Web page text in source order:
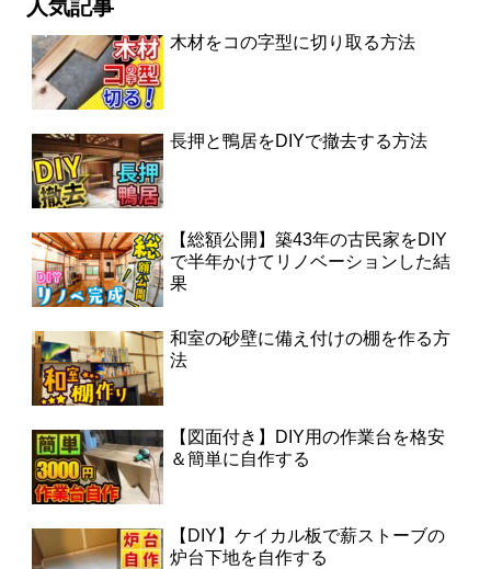
人気記事
木材をコの字型に切り取る方法
長押と鴨居をDIYで撤去する方法
【総額公開】築43年の古民家をDIY
で半年かけてリノベーションした結
果
和室の砂壁に備え付けの棚を作る方
法
【図面付き】DIY用の作業台を格安
＆簡単に自作する
【DIY】ケイカル板で薪ストーブの
炉台下地を自作する